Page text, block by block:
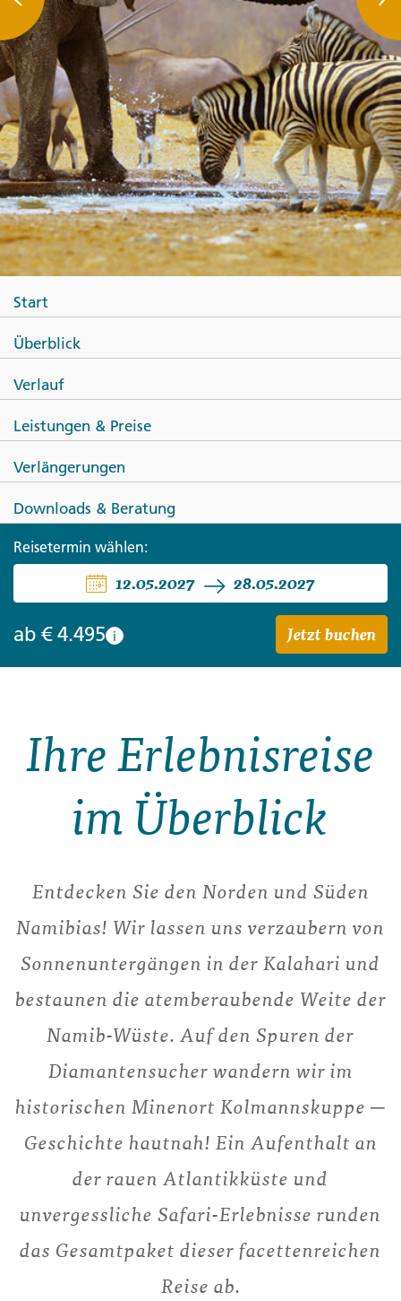
NAMIBIA
Entdeckungsreise Namibia
Start
Überblick
Verlauf
Leistungen & Preise
Verlängerungen
Downloads & Beratung
Reisetermin wählen:
12.05.2027 28.05.2027
ab € 4.495 i Jetzt buchen
Ihre Erlebnisreise
im Überblick
Entdecken Sie den Norden und Süden
Namibias! Wir lassen uns verzaubern von
Sonnenuntergängen in der Kalahari und
bestaunen die atemberaubende Weite der
Namib-Wüste. Auf den Spuren der
Diamantensucher wandern wir im
historischen Minenort Kolmannskuppe ─
Geschichte hautnah! Ein Aufenthalt an
der rauen Atlantikküste und
unvergessliche Safari-Erlebnisse runden
das Gesamtpaket dieser facettenreichen
Reise ab.